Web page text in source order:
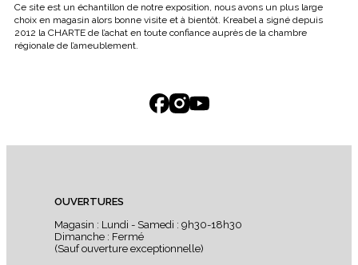
Ce site est un échantillon de notre exposition, nous avons un plus large
choix en magasin alors bonne visite et à bientôt. Kreabel a signé depuis
2012 la CHARTE de l’achat en toute confiance auprès de la chambre
régionale de l’ameublement.
OUVERTURES
Magasin : Lundi - Samedi : 9h30-18h30
Dimanche : Fermé
(Sauf ouverture exceptionnelle)